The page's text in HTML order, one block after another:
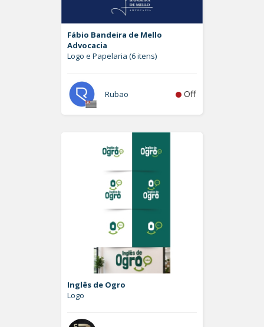
Fábio Bandeira de Mello
Advocacia
Logo e Papelaria (6 itens)
Rubao Off
Inglês de Ogro
Logo